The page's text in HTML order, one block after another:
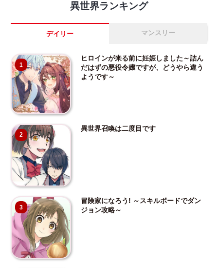
異世界ランキング
デイリー マンスリー
1
ヒロインが来る前に妊娠しました～詰ん
だはずの悪役令嬢ですが、どうやら違う
ようです～
2
異世界召喚は二度目です
3
冒険家になろう! ～スキルボードでダン
ジョン攻略～